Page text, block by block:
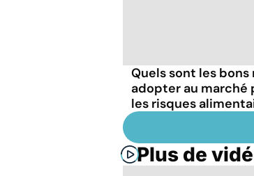
Quels sont les bons
adopter au marché
les risques
Plus de